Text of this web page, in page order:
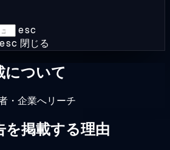
esc
esc 閉じる
について
・企業へリーチ
掲載する理由